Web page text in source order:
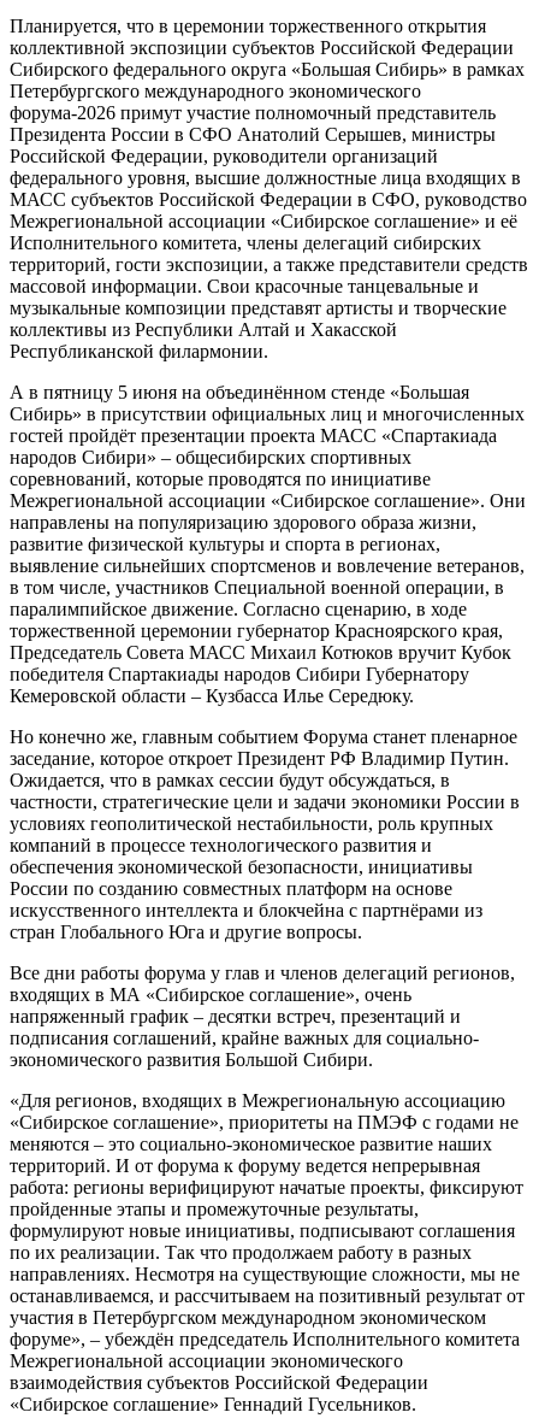
Планируется, что в церемонии торжественного открытия
коллективной экспозиции субъектов Российской Федерации
Сибирского федерального округа «Большая Сибирь» в рамках
Петербургского международного экономического
форума-2026 примут участие полномочный представитель
Президента России в СФО Анатолий Серышев, министры
Российской Федерации, руководители организаций
федерального уровня, высшие должностные лица входящих в
МАСС субъектов Российской Федерации в СФО, руководство
Межрегиональной ассоциации «Сибирское соглашение» и её
Исполнительного комитета, члены делегаций сибирских
территорий, гости экспозиции, а также представители средств
массовой информации. Свои красочные танцевальные и
музыкальные композиции представят артисты и творческие
коллективы из Республики Алтай и Хакасской
Республиканской филармонии.
А в пятницу 5 июня на объединённом стенде «Большая
Сибирь» в присутствии официальных лиц и многочисленных
гостей пройдёт презентации проекта МАСС «Спартакиада
народов Сибири» – общесибирских спортивных
соревнований, которые проводятся по инициативе
Межрегиональной ассоциации «Сибирское соглашение». Они
направлены на популяризацию здорового образа жизни,
развитие физической культуры и спорта в регионах,
выявление сильнейших спортсменов и вовлечение ветеранов,
в том числе, участников Специальной военной операции, в
паралимпийское движение. Согласно сценарию, в ходе
торжественной церемонии губернатор Красноярского края,
Председатель Совета МАСС Михаил Котюков вручит Кубок
победителя Спартакиады народов Сибири Губернатору
Кемеровской области – Кузбасса Илье Середюку.
Но конечно же, главным событием Форума станет пленарное
заседание, которое откроет Президент РФ Владимир Путин.
Ожидается, что в рамках сессии будут обсуждаться, в
частности, стратегические цели и задачи экономики России в
условиях геополитической нестабильности, роль крупных
компаний в процессе технологического развития и
обеспечения экономической безопасности, инициативы
России по созданию совместных платформ на основе
искусственного интеллекта и блокчейна с партнёрами из
стран Глобального Юга и другие вопросы.
Все дни работы форума у глав и членов делегаций регионов,
входящих в МА «Сибирское соглашение», очень
напряженный график – десятки встреч, презентаций и
подписания соглашений, крайне важных для социально-
экономического развития Большой Сибири.
«Для регионов, входящих в Межрегиональную ассоциацию
«Сибирское соглашение», приоритеты на ПМЭФ с годами не
меняются – это социально-экономическое развитие наших
территорий. И от форума к форуму ведется непрерывная
работа: регионы верифицируют начатые проекты, фиксируют
пройденные этапы и промежуточные результаты,
формулируют новые инициативы, подписывают соглашения
по их реализации. Так что продолжаем работу в разных
направлениях. Несмотря на существующие сложности, мы не
останавливаемся, и рассчитываем на позитивный результат от
участия в Петербургском международном экономическом
форуме», – убеждён председатель Исполнительного комитета
Межрегиональной ассоциации экономического
взаимодействия субъектов Российской Федерации
«Сибирское соглашение» Геннадий Гусельников.